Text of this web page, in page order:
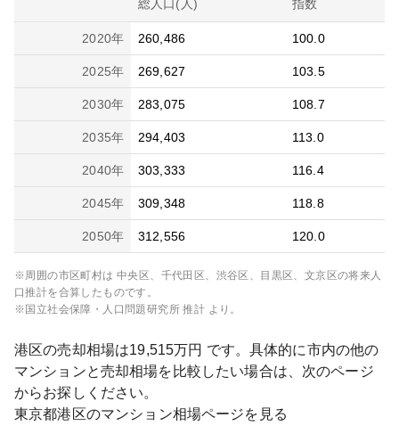
総人口(人) 指数
2020年 260,486 100.0
2025年 269,627 103.5
2030年 283,075 108.7
2035年 294,403 113.0
2040年 303,333 116.4
2045年 309,348 118.8
2050年 312,556 120.0
※周囲の市区町村は 中央区、千代田区、渋谷区、目黒区、文京区の将来人
口推計を合算したものです。
※国立社会保障・人口問題研究所 推計 より。
港区の売却相場は19,515万円 です。具体的に市内の他の
マンションと売却相場を比較したい場合は、次のページ
からお探しください。
東京都港区のマンション相場ページを見る